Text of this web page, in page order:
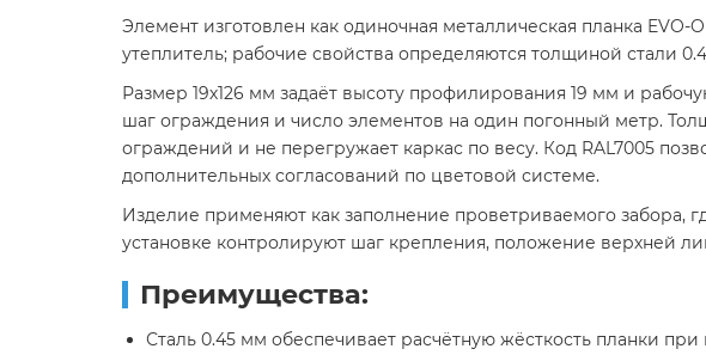
Элемент изготовлен как одиночная металлическая планка
утеплитель; рабочие свойства определяются толщиной стали
Размер 19х126 мм задаёт высоту профилирования 19 мм и
шаг ограждения и число элементов на один погонный метр.
ограждений и не перегружает каркас по весу. Код RAL7005
дополнительных согласований по цветовой системе.
Изделие применяют как заполнение проветриваемого забора,
установке контролируют шаг крепления, положение верхней
Преимущества:
Сталь 0.45 мм обеспечивает расчётную жёсткость планки